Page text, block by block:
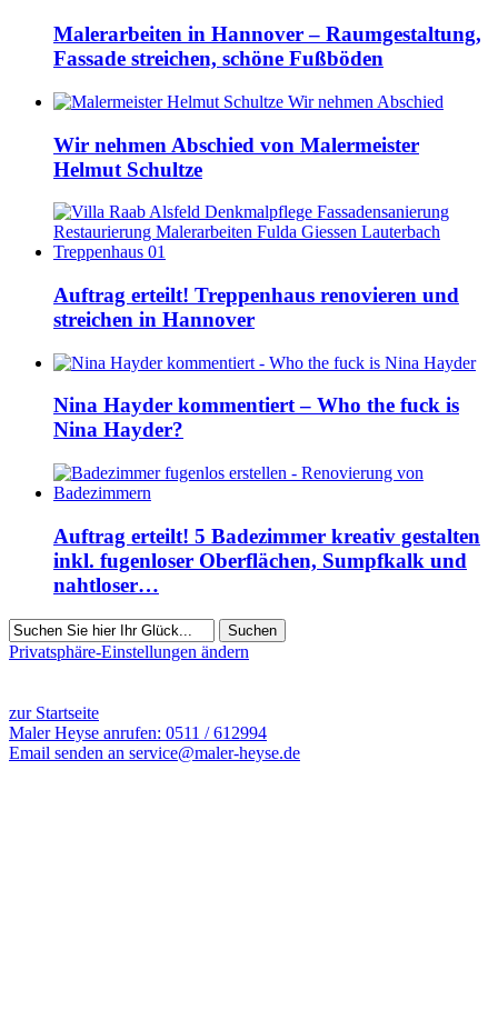
Malerarbeiten in Hannover – Raumgestaltung,
Fassade streichen, schöne Fußböden
Wir nehmen Abschied von Malermeister
Helmut Schultze
Auftrag erteilt! Treppenhaus renovieren und
streichen in Hannover
Nina Hayder kommentiert – Who the fuck is
Nina Hayder?
Auftrag erteilt! 5 Badezimmer kreativ gestalten
inkl. fugenloser Oberflächen, Sumpfkalk und
nahtloser…
Suchen
Privatsphäre-Einstellungen ändern
zur Startseite
Maler Heyse anrufen: 0511 / 612994
Email senden an service@maler-heyse.de